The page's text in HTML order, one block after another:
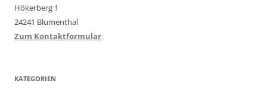
Hökerberg 1
24241 Blumenthal
Zum Kontaktformular
KATEGORIEN